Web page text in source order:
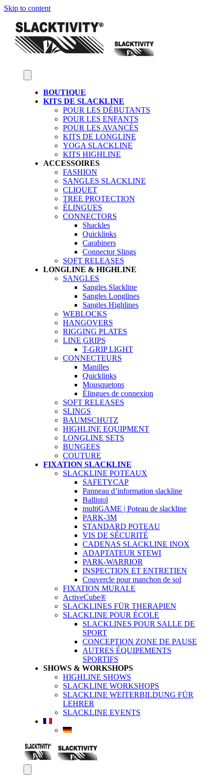
Skip to content
BOUTIQUE
KITS DE SLACKLINE
POUR LES DÉBUTANTS
POUR LES ENFANTS
POUR LES AVANCÉS
KITS DE LONGLINE
YOGA SLACKLINE
KITS HIGHLINE
ACCESSOIRES
FASHION
SANGLES SLACKLINE
CLIQUET
TREE PROTECTION
ÉLINGUES
CONNECTORS
Shackles
Quicklinks
Carabiners
Connector Slings
SOFT RELEASES
LONGLINE & HIGHLINE
SANGLES
Sangles Slackline
Sangles Longlines
Sangles Highlines
WEBLOCKS
HANGOVERS
RIGGING PLATES
LINE GRIPS
T-GRIP LIGHT
CONNECTEURS
Manilles
Quicklinks
Mousquetons
Élingues de connexion
SOFT RELEASES
SLINGS
BAUMSCHUTZ
HIGHLINE EQUIPMENT
LONGLINE SETS
BUNGEES
COUTURE
FIXATION SLACKLINE
SLACKLINE POTEAUX
SAFETYCAP
Panneau d’information slackline
Ballistol
multiGAME | Poteau de slackline
PARK-3M
STANDARD POTEAU
VIS DE SÉCURITÉ
CADENAS SLACKLINE INOX
ADAPTATEUR STEWI
PARK-WARRIOR
INSPECTION ET ENTRETIEN
Couvercle pour manchon de sol
FIXATION MURALE
ActiveCube®
SLACKLINES FÜR THERAPIEN
SLACKLINE POUR ÉCOLE
SLACKLINES POUR SALLE DE
SPORT
CONCEPTION ZONE DE PAUSE
AUTRES ÉQUIPEMENTS
SPORTIFS
SHOWS & WORKSHOPS
HIGHLINE SHOWS
SLACKLINE WORKSHOPS
SLACKLINE WEITERBILDUNG FÜR
LEHRER
SLACKLINE EVENTS